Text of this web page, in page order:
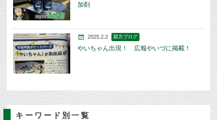
加剤
2025.2.2 親方ブログ
やいちゃん出現！ 広報やいづに掲載！
キーワード別一覧